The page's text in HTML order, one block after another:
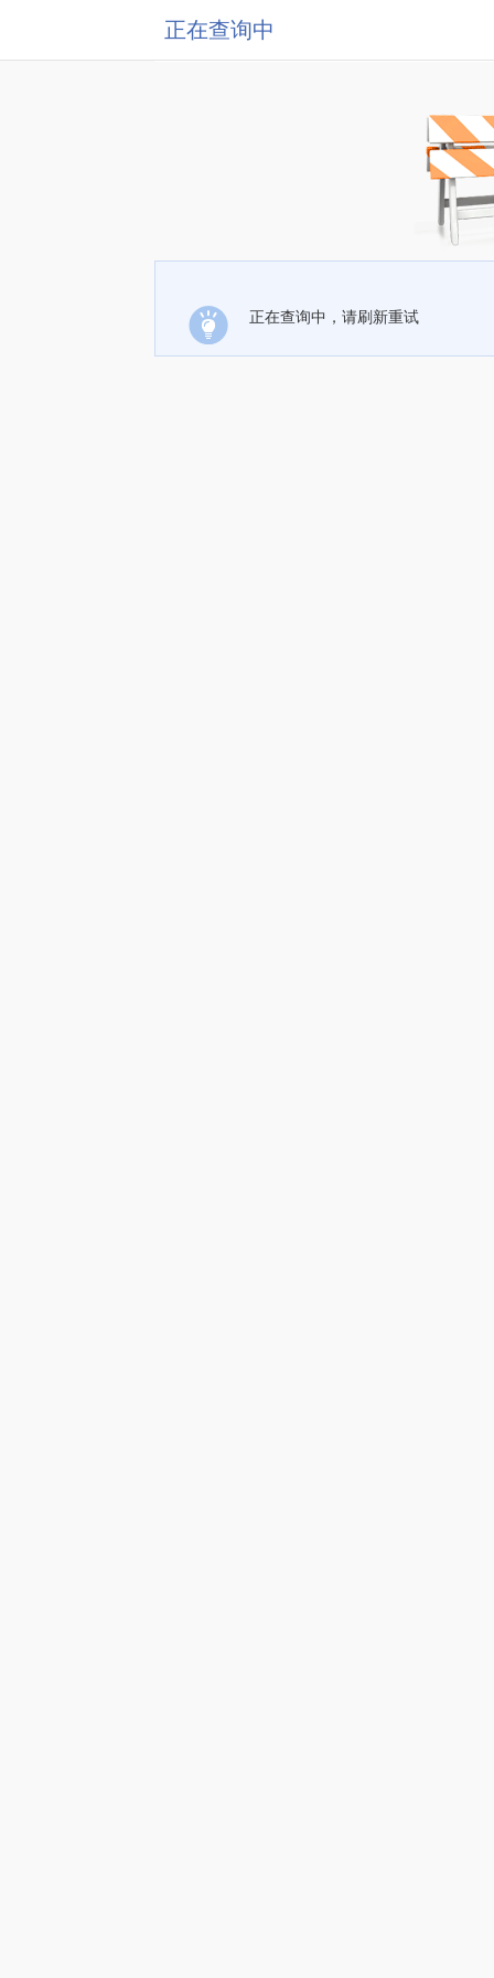
正在查询中
正在查询中，请刷新重试